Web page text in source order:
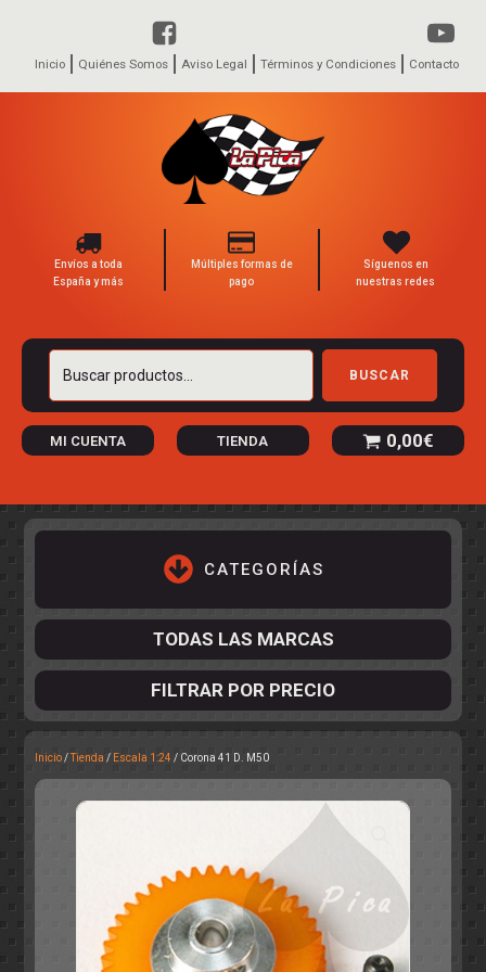
Inicio Quiénes Somos Aviso Legal Términos y Condiciones Contacto
Envíos a toda
España y más
Múltiples formas de
pago
Síguenos en
nuestras redes
Buscar
BUSCAR
MI CUENTA TIENDA 0,00€
CATEGORÍAS
OTROS
TODAS LAS MARCAS
FILTRAR POR PRECIO
Inicio/Tienda / Escala 1:24 / Corona 41 D. M50